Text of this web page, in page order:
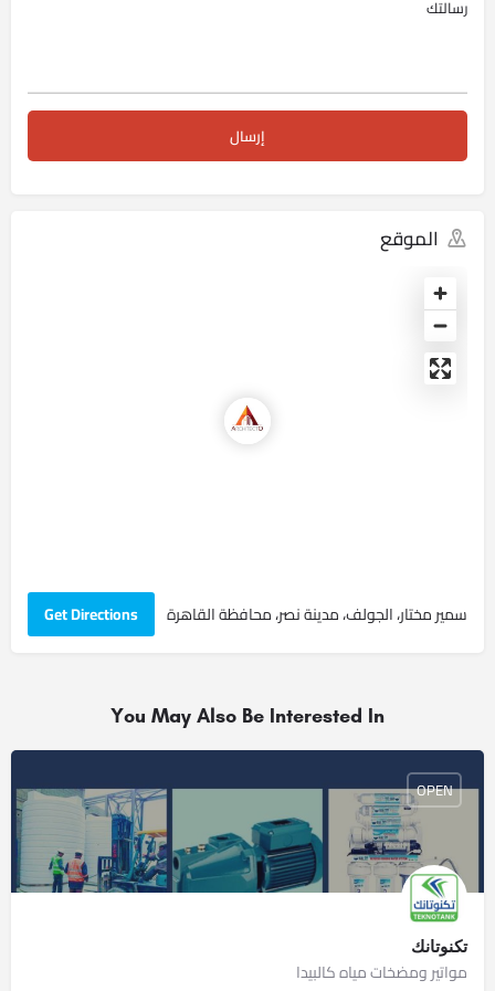
الموقع
سمير مختار، الجولف، مدينة نصر، محافظة القاهرة‬ Get Directions
You May Also Be Interested In
تكنوتانك
مواتير ومضخات مياه كالبيدا
OPEN